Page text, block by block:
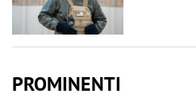
PROMINENTI